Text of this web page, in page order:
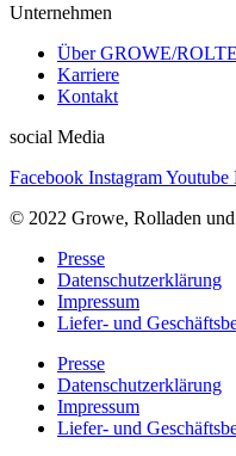
Unternehmen
Über GROWE/
Karriere
Kontakt
social Media
Facebook InstagramYoutube
© 2022 Growe, Rolladen
Presse
Datenschutzerklärung
Impressum
Liefer- und
Presse
Datenschutzerklärung
Impressum
Liefer- und